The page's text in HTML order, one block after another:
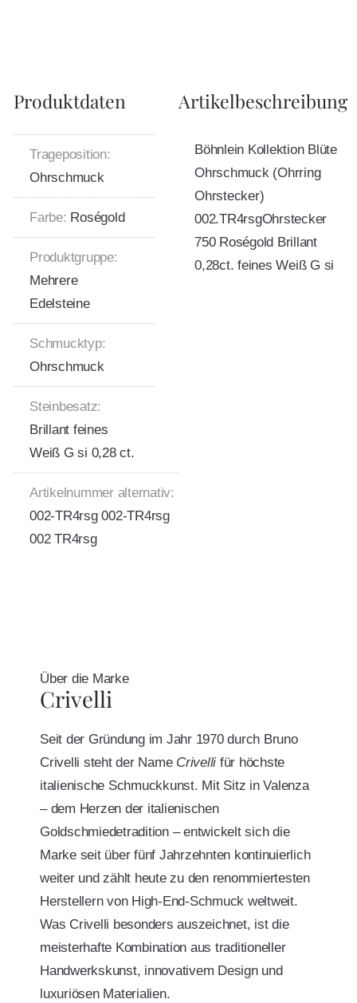
Produktdaten
Trageposition:
Ohrschmuck
Farbe: Roségold
Produktgruppe:
Mehrere
Edelsteine
Schmucktyp:
Ohrschmuck
Steinbesatz:
Brillant feines
Weiß G si 0,28 ct.
Artikelnummer alternativ:
002-TR4rsg 002-TR4rsg
002 TR4rsg
Artikelbeschreibung
Böhnlein Kollektion Blüte
Ohrschmuck (Ohrring
Ohrstecker)
002.TR4rsgOhrstecker
750 Roségold Brillant
0,28ct. feines Weiß G si
Über die Marke
Crivelli
Seit der Gründung im Jahr 1970 durch Bruno
Crivelli steht der Name Crivelli für höchste
italienische Schmuckkunst. Mit Sitz in Valenza
– dem Herzen der italienischen
Goldschmiedetradition – entwickelt sich die
Marke seit über fünf Jahrzehnten kontinuierlich
weiter und zählt heute zu den renommiertesten
Herstellern von High-End-Schmuck weltweit.
Was Crivelli besonders auszeichnet, ist die
meisterhafte Kombination aus traditioneller
Handwerkskunst, innovativem Design und
luxuriösen Materialien.